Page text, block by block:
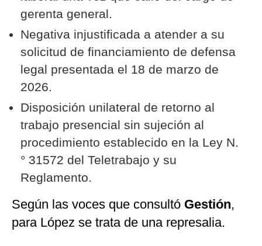
gerenta general.
Negativa injustificada a atender a su
solicitud de financiamiento de defensa
legal presentada el 18 de marzo de
2026.
Disposición unilateral de retorno al
trabajo presencial sin sujeción al
procedimiento establecido en la Ley N.
° 31572 del Teletrabajo y su
Reglamento.
Según las voces que consultó Gestión,
para López se trata de una represalia.